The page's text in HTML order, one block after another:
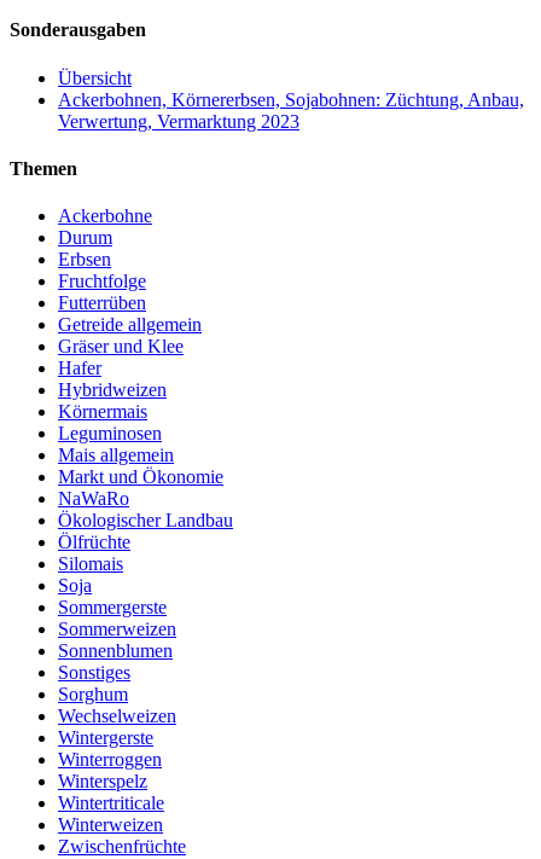
Sonderausgaben
Übersicht
Ackerbohnen, Körnererbsen, Sojabohnen: Züchtung, Anbau,
Verwertung, Vermarktung 2023
Themen
Ackerbohne
Durum
Erbsen
Fruchtfolge
Futterrüben
Getreide allgemein
Gräser und Klee
Hafer
Hybridweizen
Körnermais
Leguminosen
Mais allgemein
Markt und Ökonomie
NaWaRo
Ökologischer Landbau
Ölfrüchte
Silomais
Soja
Sommergerste
Sommerweizen
Sonnenblumen
Sonstiges
Sorghum
Wechselweizen
Wintergerste
Winterroggen
Winterspelz
Wintertriticale
Winterweizen
Zwischenfrüchte